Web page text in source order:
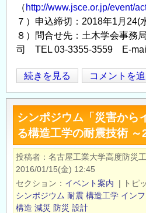
を
土
木
学
が
提
供
し
ま
す
の
（ http://www.jsce.or.jp/event/
７）申込締切：2018年1月24(
８）問合せ先：土木学会事務
司 TEL 03-3355-3559 E-
第
17
回
地
震
災
害
マ
ネ
ジ
続きを見る コメントを
シンポジウム「災害から
る構造工学の耐震技術 ～
投稿者 名古屋工業大学高度防災
2016/01/15(金) 12:45
セクション
イベント案内 | トピ
シンポジウム 耐震 構造工学 イン
構造 減災 防災 設計